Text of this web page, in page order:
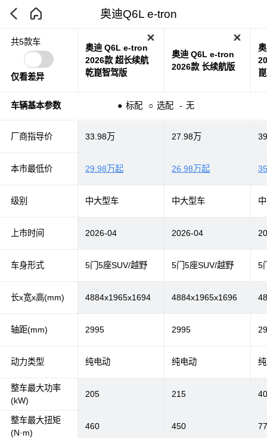
奥迪Q6L e-tron
共5款车
仅看差异
奥迪 Q6L e-tron
2026款 超长续航
乾崑智驾版
奥迪 Q6L e-tron
2026款 长续航版
车辆基本参数 ● 标配 ○ 选配 - 无
厂商指导价
本市最低价
级别
上市时间
车身形式
长x宽x高(mm)
轴距(mm)
动力类型
整车最大功率
(kW)
整车最大扭矩
(N·m)
33.98万 27.98万
29.98万起 26.98万起
中大型车 中大型车
2026-04 2026-04
5门5座SUV/越野 5门5座SUV/越野 5
4884x1965x1694 4884x1965x1696
2995 2995
纯电动 纯电动
205 215
460 450